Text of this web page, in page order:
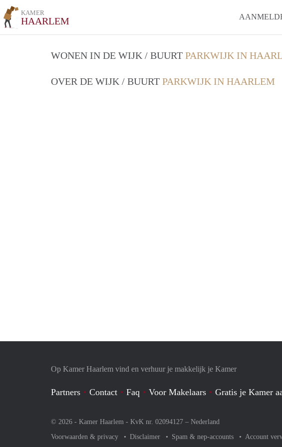
KAMER
HAARLEM
WONEN IN DE WIJK / BUURT PARKWIJK IN
OVER DE WIJK / BUURT PARKWIJK IN HAARLEM
Op Kamer Haarlem vind en verhuur je makkelijk je Kamer
Partners Contact Faq Voor Makelaars Gratis je Kamer
© 2026 - Kamer Haarlem - KvK nr. 02094127 – Nederland
Voorwaarden & privacy
Disclaimer Spam & nep-accounts Account